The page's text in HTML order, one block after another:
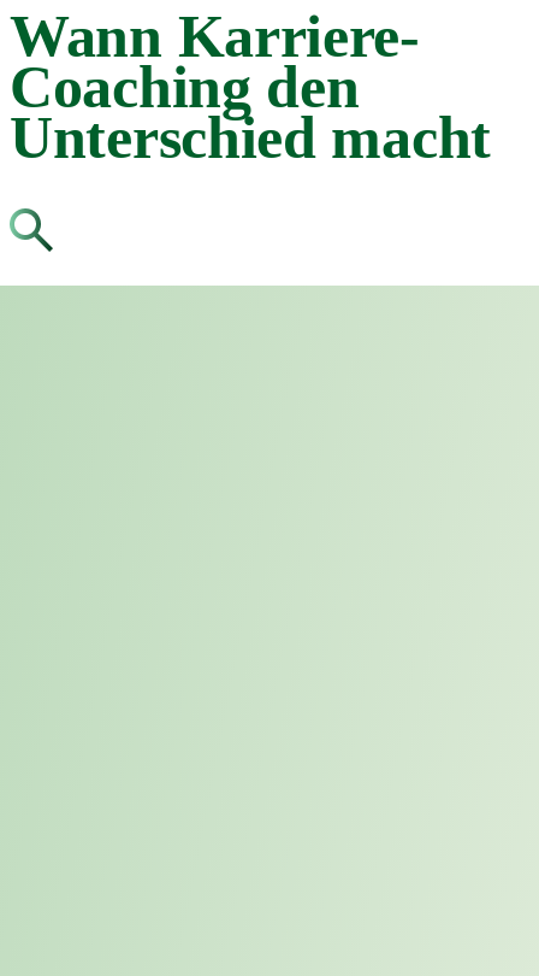
Wann Karriere-
Coaching den
Unterschied macht
Sie stecken fest und wissen nicht, welcher nächste Schritt wirklich